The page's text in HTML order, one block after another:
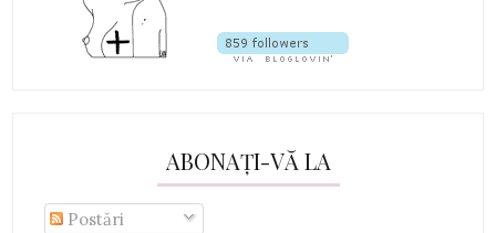
ABONAȚI-VĂ LA
Postări